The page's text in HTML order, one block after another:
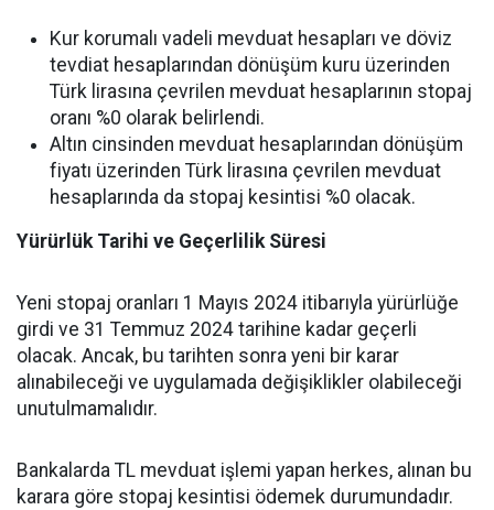
Kur korumalı vadeli mevduat hesapları ve döviz
tevdiat hesaplarından dönüşüm kuru üzerinden
Türk lirasına çevrilen mevduat hesaplarının stopaj
oranı %0 olarak belirlendi.
Altın cinsinden mevduat hesaplarından dönüşüm
fiyatı üzerinden Türk lirasına çevrilen mevduat
hesaplarında da stopaj kesintisi %0 olacak.
Yürürlük Tarihi ve Geçerlilik Süresi
Yeni stopaj oranları 1 Mayıs 2024 itibarıyla yürürlüğe
girdi ve 31 Temmuz 2024 tarihine kadar geçerli
olacak. Ancak, bu tarihten sonra yeni bir karar
alınabileceği ve uygulamada değişiklikler olabileceği
unutulmamalıdır.
Bankalarda TL mevduat işlemi yapan herkes, alınan bu
karara göre stopaj kesintisi ödemek durumundadır.